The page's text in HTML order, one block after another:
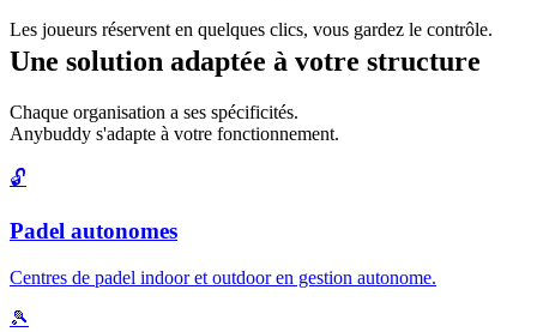
Les joueurs réservent en quelques clics, vous gardez le contrôle.
Une solution adaptée à votre structure
Chaque organisation a ses spécificités.
Anybuddy s'adapte à votre fonctionnement.
🔓
Padel autonomes
Centres de padel indoor et outdoor en gestion autonome.
🎾